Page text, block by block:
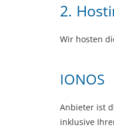
2.
Wir hosten
IONOS
Anbieter ist
inklusive